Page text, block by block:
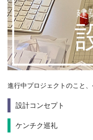
進行中プロジェクトのこと
設計コンセプト
ケンチク巡礼